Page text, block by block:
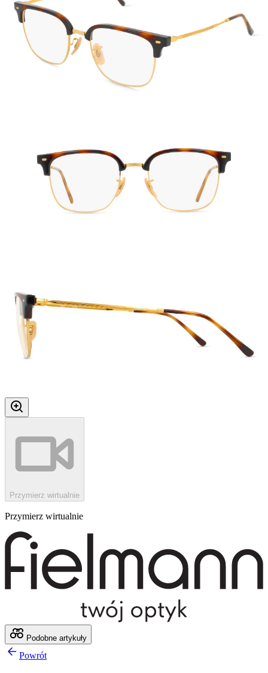
Przymierz wirtualnie
Przymierz wirtualnie
Podobne artykuły
Powrót